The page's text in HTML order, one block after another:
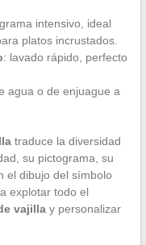
intensivo, ideal
platos incrustados.
: lavado rápido, perfecto
agua o de enjuague a
traduce la diversidad
su pictograma, su
el dibujo del símbolo
explotar todo el
vajillay personalizar